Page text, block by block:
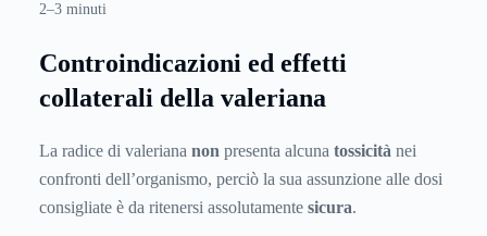
2–3 minuti
Controindicazioni ed effetti
collaterali della valeriana
La radice di valeriana non presenta alcuna tossicità nei
confronti dell’organismo, perciò la sua assunzione alle dosi
consigliate è da ritenersi assolutamente sicura.